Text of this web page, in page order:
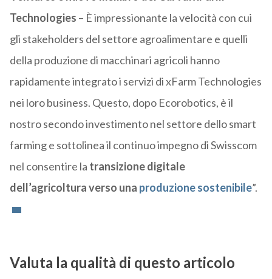
Technologies – È impressionante la velocità con cui
gli stakeholders del settore agroalimentare e quelli
della produzione di macchinari agricoli hanno
rapidamente integrato i servizi di xFarm Technologies
nei loro business. Questo, dopo Ecorobotics, è il
nostro secondo investimento nel settore dello smart
farming e sottolinea il continuo impegno di Swisscom
nel consentire la transizione digitale
dell’agricoltura verso una produzione sostenibile”.
Valuta la qualità di questo articolo